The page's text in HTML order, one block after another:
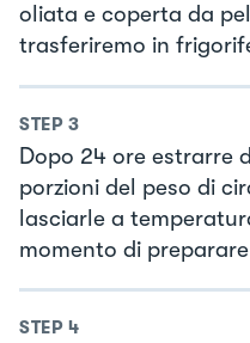
oliata e coperta da
trasferiremo in
STEP 3
Dopo 24 ore estrarre
porzioni del peso di
lasciarle a
momento di preparare
STEP 4